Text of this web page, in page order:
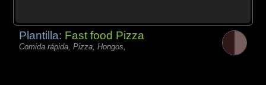
Plantilla: Fast food Pizza
Comida rápida, Pizza, Hongos,